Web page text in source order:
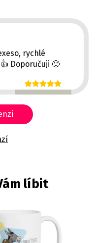
rychlé
dodání...prostě super 👍 Doporučuji 🙂
líbit